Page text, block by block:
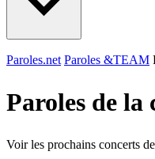
Paroles.net Paroles &TEAM
Paroles de
Voir les prochains concerts